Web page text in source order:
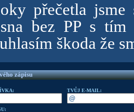
přečetla
bez PP s
škoda že
zápisu
TVŮJ E-MAIL: